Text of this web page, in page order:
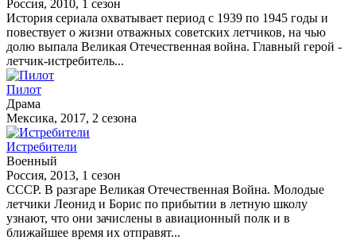
Россия, 2010, 1 сезон
История сериала охватывает период с 1939 по 1945 годы и
повествует о жизни отважных советских летчиков, на чью
долю выпала Великая Отечественная война. Главный герой -
летчик-истребитель...
Пилот
Драма
Мексика, 2017, 2 сезона
Истребители
Военный
Россия, 2013, 1 сезон
СССР. В разгаре Великая Отечественная Война. Молодые
летчики Леонид и Борис по прибытии в летную школу
узнают, что они зачислены в авиационный полк и в
ближайшее время их отправят...